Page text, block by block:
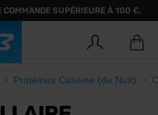
COMMANDE SUPÉRIEURE À 100 €.
Protéines Caséine (de Nuit)